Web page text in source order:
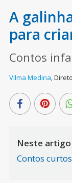
A
para
Contos
Vilma Medina,
Neste artigo
Contos